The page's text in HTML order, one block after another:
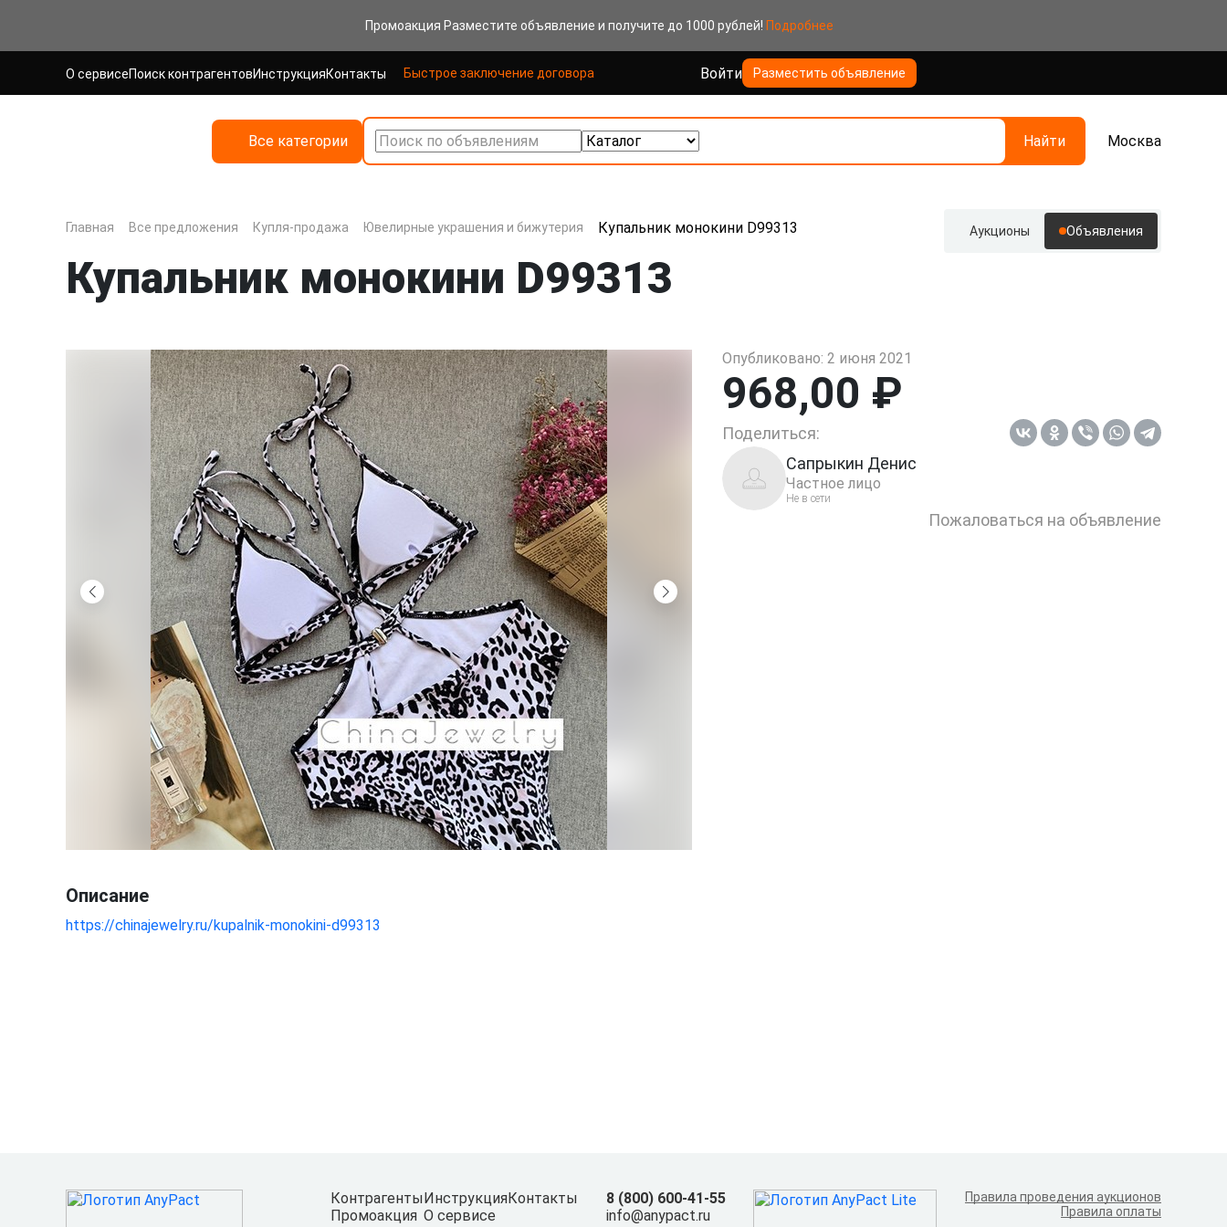
Промоакция Разместите объявление и получите до 1000 рублей! Подробнее
О сервисеПоиск контрагентовИнструкцияКонтакты Быстрое заключение договора Войти Разместить объявление
Все категории Поиск по объявлениям Найти Москва
Главная Все предложения Купля-продажа Ювелирные украшения и бижутерия Купальник монокини D99313 Аукционы Объявления
Купальник монокини D99313
Опубликовано: 2 июня 2021
968,00 ₽
Поделиться:
Сапрыкин Денис
Частное лицо
Не в сети
Пожаловаться на объявление
Описание
https://chinajewelry.ru/kupalnik-monokini-d99313
Контрагенты
Промоакция
Инструкция
О сервисе
Контакты
8 (800) 600-41-55
info@anypact.ru
Правила проведения аукционов
Правила оплаты